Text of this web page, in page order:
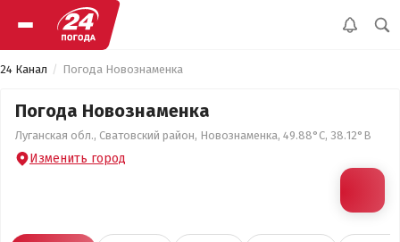
24 Канал Погода Новознаменка
Погода Новознаменка
Луганская обл., Сватовский район, Новознаменка, 49.88°С, 38.12°В
Изменить город